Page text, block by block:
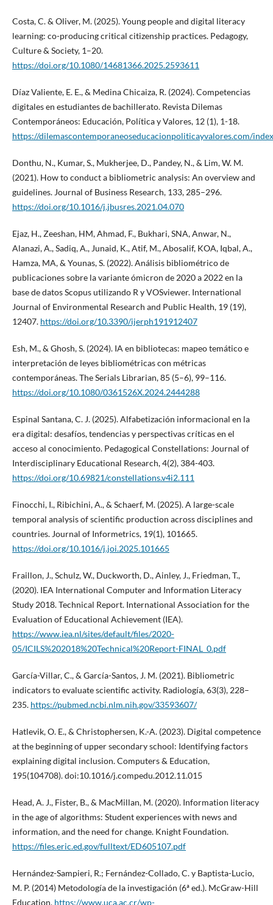
Costa, C. & Oliver, M. (2025). Young people and digital literacy
learning: co-producing critical citizenship practices. Pedagogy,
Culture & Society, 1–20.
https://doi.org/10.1080/14681366.2025.2593611
Díaz Valiente, E. E., & Medina Chicaiza, R. (2024). Competencias
digitales en estudiantes de bachillerato. Revista Dilemas
Contemporáneos: Educación, Política y Valores, 12 (1), 1-18.
https://dilemascontemporaneoseducacionpoliticayvalores.com/
Donthu, N., Kumar, S., Mukherjee, D., Pandey, N., & Lim, W. M.
(2021). How to conduct a bibliometric analysis: An overview and
guidelines. Journal of Business Research, 133, 285–296.
https://doi.org/10.1016/j.jbusres.2021.04.070
Ejaz, H., Zeeshan, HM, Ahmad, F., Bukhari, SNA, Anwar, N.,
Alanazi, A., Sadiq, A., Junaid, K., Atif, M., Abosalif, KOA, Iqbal, A.,
Hamza, MA, & Younas, S. (2022). Análisis bibliométrico de
publicaciones sobre la variante ómicron de 2020 a 2022 en la
base de datos Scopus utilizando R y VOSviewer. International
Journal of Environmental Research and Public Health, 19 (19),
12407. https://doi.org/10.3390/ijerph191912407
Esh, M., & Ghosh, S. (2024). IA en bibliotecas: mapeo temático e
interpretación de leyes bibliométricas con métricas
contemporáneas. The Serials Librarian, 85 (5–6), 99–116.
https://doi.org/10.1080/0361526X.2024.2444288
Espinal Santana, C. J. (2025). Alfabetización informacional en la
era digital: desafíos, tendencias y perspectivas críticas en el
acceso al conocimiento. Pedagogical Constellations: Journal of
Interdisciplinary Educational Research, 4(2), 384-403.
https://doi.org/10.69821/constellations.v4i2.111
Finocchi, I., Ribichini, A., & Schaerf, M. (2025). A large-scale
temporal analysis of scientific production across disciplines and
countries. Journal of Informetrics, 19(1), 101665.
https://doi.org/10.1016/j.joi.2025.101665
Fraillon, J., Schulz, W., Duckworth, D., Ainley, J., Friedman, T.,
(2020). IEA International Computer and Information Literacy
Study 2018. Technical Report. International Association for the
Evaluation of Educational Achievement (IEA).
https://www.iea.nl/sites/default/files/2020-
05/ICILS%202018%20Technical%20Report-FINAL_0.pdf
García-Villar, C., & García-Santos, J. M. (2021). Bibliometric
indicators to evaluate scientific activity. Radiología, 63(3), 228–
235. https://pubmed.ncbi.nlm.nih.gov/33593607/
Hatlevik, O. E., & Christophersen, K.-A. (2023). Digital competence
at the beginning of upper secondary school: Identifying factors
explaining digital inclusion. Computers & Education,
195(104708). doi:10.1016/j.compedu.2012.11.015
Head, A. J., Fister, B., & MacMillan, M. (2020). Information literacy
in the age of algorithms: Student experiences with news and
information, and the need for change. Knight Foundation.
https://files.eric.ed.gov/fulltext/ED605107.pdf
Hernández-Sampieri, R.; Fernández-Collado, C. y Baptista-Lucio,
M. P. (2014) Metodología de la investigación (6ª ed.). McGraw-Hill
Education. https://www.uca.ac.cr/wp-